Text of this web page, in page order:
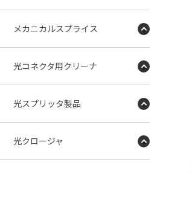
メカニカルスプライス
光コネクタ用クリーナ
光スプリッタ製品
光クロージャ